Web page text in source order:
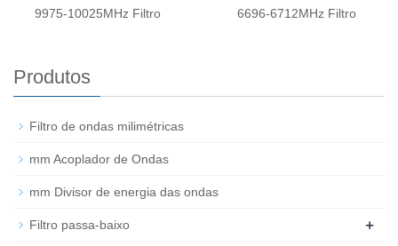
9975-10025MHz Filtro 6696-6712MHz Filtro
Produtos
Filtro de ondas milimétricas
mm Acoplador de Ondas
mm Divisor de energia das ondas
Filtro passa-baixo +